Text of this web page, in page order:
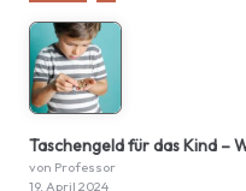
Taschengeld für das Kind –
von Professor
19. April 2024